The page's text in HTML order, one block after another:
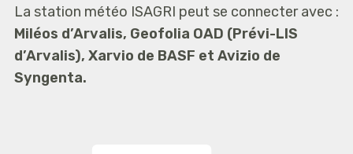
La station météo ISAGRI peut se connecter avec :
Miléos d’Arvalis, Geofolia OAD (Prévi-LIS
d’Arvalis), Xarvio de BASF et Avizio de
Syngenta.